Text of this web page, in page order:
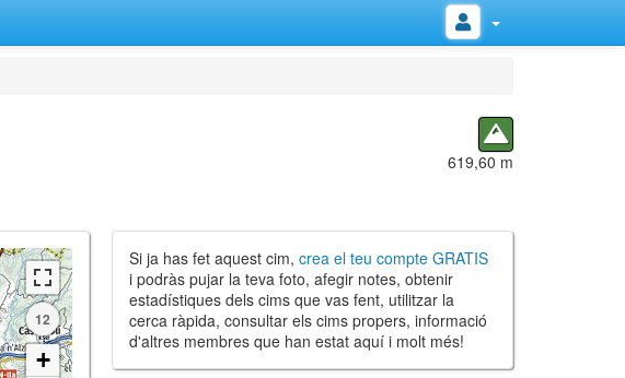
619,60 m
12
+
Si ja has fet aquest cim,crea el teu compte GRATIS
i podràs pujar la teva foto, afegir notes, obtenir
estadístiques dels cims que vas fent, utilitzar la
cerca ràpida, consultar els cims propers, informació
d'altres membres que han estat aquí i molt més!